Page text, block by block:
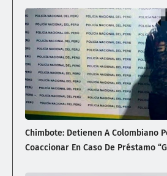
Chimbote: Detienen A Colombiano
Coaccionar En Caso De Préstamo